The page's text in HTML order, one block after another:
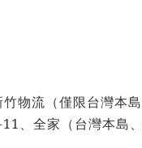
物流（僅限台灣本島
、全家（台灣本島